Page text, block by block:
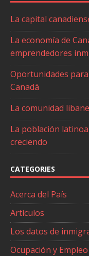
La capital
La economía de
emprendedores
Oportunidades
Canadá
La comunidad
La población
creciendo
CATEGORIES
Acerca del País
Artículos
Los datos de
Ocupación y Empleo